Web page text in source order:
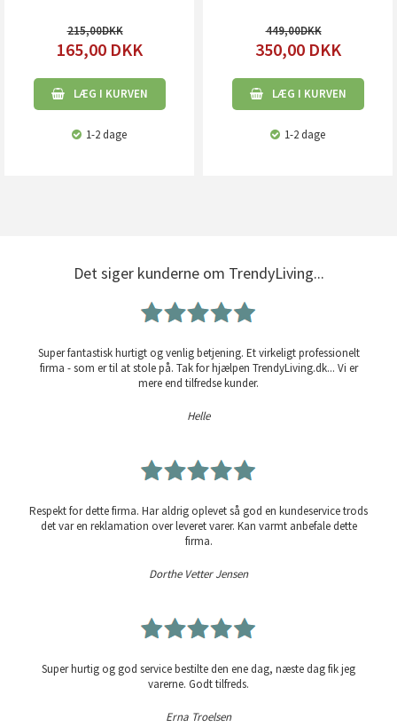
215,00
165,00 DKK
LÆG I KURVEN
1-2 dage
449,00
350,00 DKK
LÆG I KURVEN
1-2 dage
Det siger kunderne om TrendyLiving...
Super fantastisk hurtigt og venlig betjening. Et virkeligt professionelt
firma - som er til at stole på. Tak for hjælpen TrendyLiving.dk... Vi er
mere end tilfredse kunder.
Helle
Respekt for dette firma. Har aldrig oplevet så god en kundeservice trods
det var en reklamation over leveret varer. Kan varmt anbefale dette
firma.
Dorthe Vetter Jensen
Super hurtig og god service bestilte den ene dag, næste dag fik jeg
varerne. Godt tilfreds.
Erna Troelsen